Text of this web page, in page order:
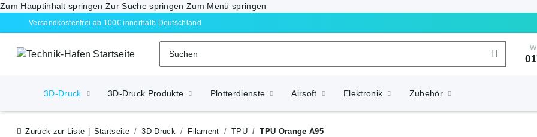
Zum Hauptinhalt springenZur Suche springenZum Menü springen
Versandkostenfrei ab 100€ innerhalb Deutschland
3D-Druck 3D-Druck Produkte Plotterdienste Airsoft Elektronik Zubehör
Zurück zur Liste Startseite 3D-Druck Filament TPU TPU Orange A95